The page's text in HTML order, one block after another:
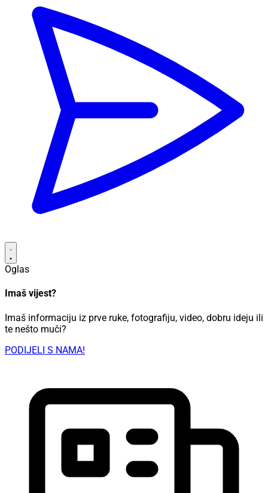
Oglas
Imaš vijest?
Imaš informaciju iz prve ruke, fotografiju, video, dobru ideju ili
te nešto muči?
PODIJELI S NAMA!